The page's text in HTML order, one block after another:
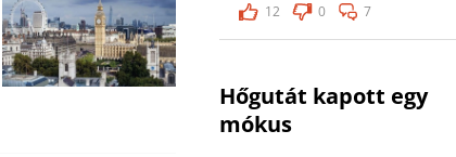
12
0 7
Hőgutát kapott egy
mókus